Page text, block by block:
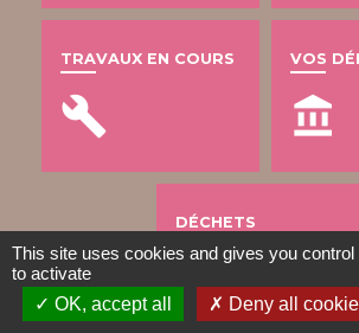
TRAVAUX EN COURS
build
VOS
account_balance
DÉCHETS
public
This site uses cookies and gives you
to activate
OK, accept all
Deny all